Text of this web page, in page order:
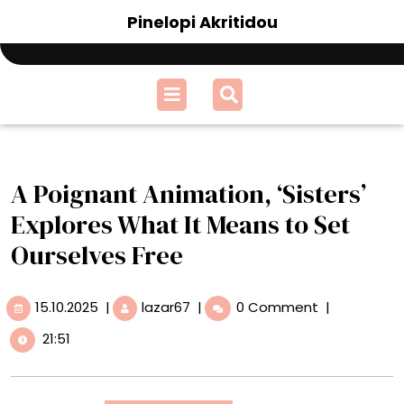
content
Pinelopi Akritidou
Open
Menu
A Poignant Animation, ‘Sisters’
Explores What It Means to Set
Ourselves Free
15.10.2025 15.10.2025
| lazar67 A
Poignant
| 0 Comment |
21:51